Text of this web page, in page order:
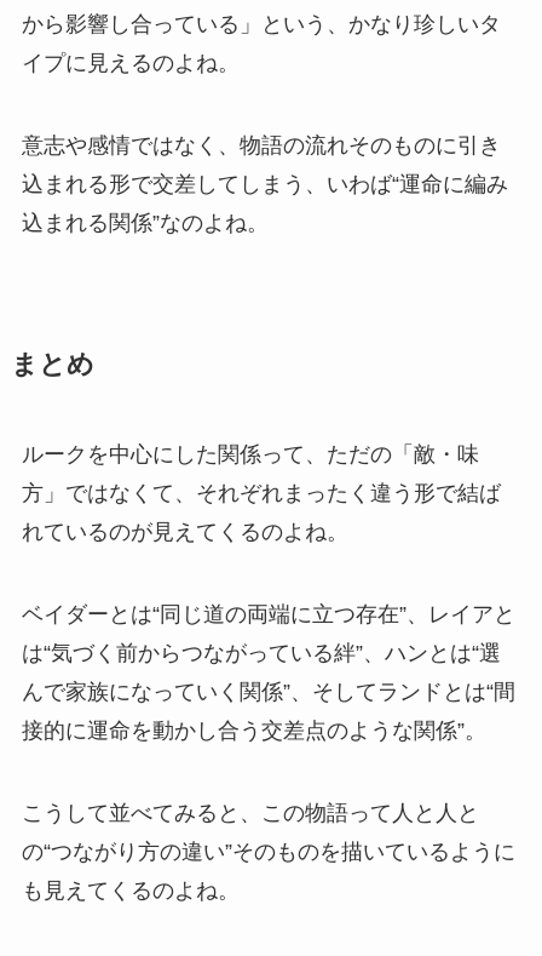
から影響し合っている」という、かなり珍しいタ
イプに見えるのよね。
意志や感情ではなく、物語の流れそのものに引き
込まれる形で交差してしまう、いわば“運命に編み
込まれる関係”なのよね。
まとめ
ルークを中心にした関係って、ただの「敵・味
方」ではなくて、それぞれまったく違う形で結ば
れているのが見えてくるのよね。
ベイダーとは“同じ道の両端に立つ存在”、レイアと
は“気づく前からつながっている絆”、ハンとは“選
んで家族になっていく関係”、そしてランドとは“間
接的に運命を動かし合う交差点のような関係”。
こうして並べてみると、この物語って人と人と
の“つながり方の違い”そのものを描いているように
も見えてくるのよね。